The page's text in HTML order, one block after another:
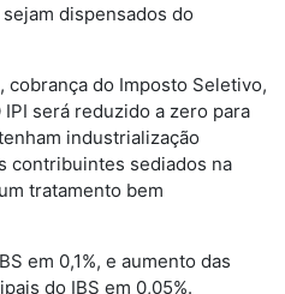
dispensados do
cobrança do Imposto Seletivo,
será reduzido a zero para
industrialização
contribuintes sediados na
tratamento bem
em 0,1%, e aumento das
do IBS em 0,05%.